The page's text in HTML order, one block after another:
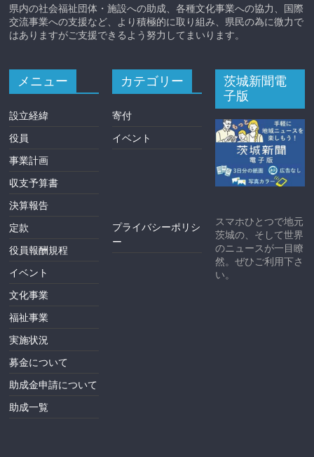
県内の社会福祉団体・施設への助成、各種文化事業への協力、国際
交流事業への支援など、より積極的に取り組み、県民の為に微力で
はありますがご支援できるよう努力してまいります。
メニュー
設立経緯
役員
事業計画
収支予算書
決算報告
定款
役員報酬規程
イベント
文化事業
福祉事業
実施状況
募金について
助成金申請について
助成一覧
カテゴリー
寄付
イベント
プライバシーポリシ
ー
茨城新聞電
子版
スマホひとつで地元
茨城の、そして世界
のニュースが一目瞭
然。ぜひご利用下さ
い。